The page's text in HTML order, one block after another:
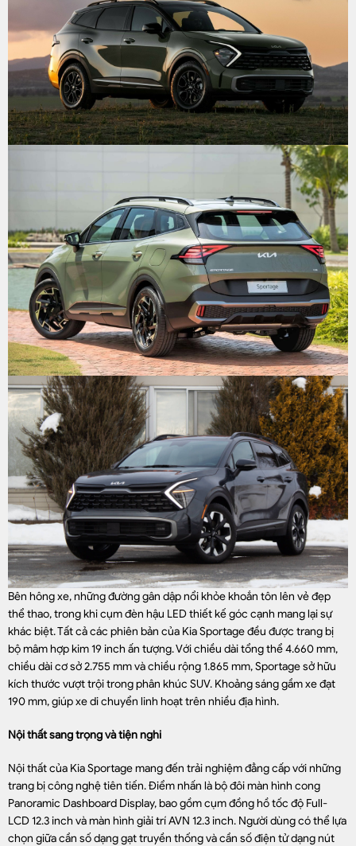
Bên hông xe, những đường gân dập nổi khỏe khoắn tôn lên vẻ đẹp
thể thao, trong khi cụm đèn hậu LED thiết kế góc cạnh mang lại sự
khác biệt. Tất cả các phiên bản của Kia Sportage đều được trang bị
bộ mâm hợp kim 19 inch ấn tượng. Với chiều dài tổng thể 4.660 mm,
chiều dài cơ sở 2.755 mm và chiều rộng 1.865 mm, Sportage sở hữu
kích thước vượt trội trong phân khúc SUV. Khoảng sáng gầm xe đạt
190 mm, giúp xe di chuyển linh hoạt trên nhiều địa hình.
Nội thất sang trọng và tiện nghi
Nội thất của Kia Sportage mang đến trải nghiệm đẳng cấp với những
trang bị công nghệ tiên tiến. Điểm nhấn là bộ đôi màn hình cong
Panoramic Dashboard Display, bao gồm cụm đồng hồ tốc độ Full-
LCD 12.3 inch và màn hình giải trí AVN 12.3 inch. Người dùng có thể lựa
chọn giữa cần số dạng gạt truyền thống và cần số điện tử dạng nút